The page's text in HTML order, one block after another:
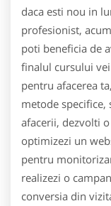
daca esti nou in
profesionist,
poti beneficia de
finalul cursului
pentru afacerea
metode specifice,
afacerii, dezvolti
optimizezi un
pentru
realizezi o
conversia din